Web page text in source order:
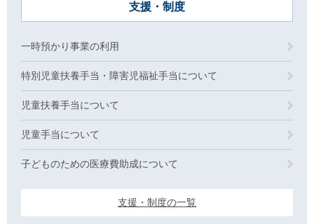
支援・制度
一時預かり事業の利用
特別児童扶養手当・障害児福祉手当について
児童扶養手当について
児童手当について
子どものための医療費助成について
支援・制度の一覧